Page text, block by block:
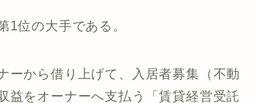
1位の大手である。
ーから借り上げて、入居者募集（不動
益をオーナーへ支払う「賃貸経営受託